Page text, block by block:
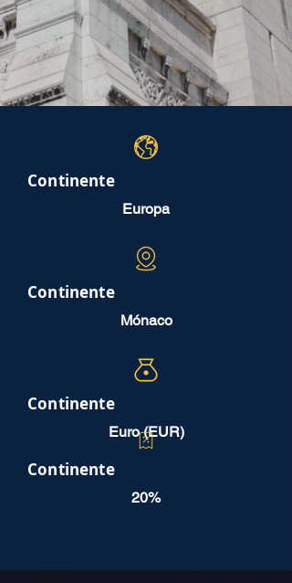
Continente
Europa
Continente
Mónaco
Continente
Euro (EUR)
Continente
20%